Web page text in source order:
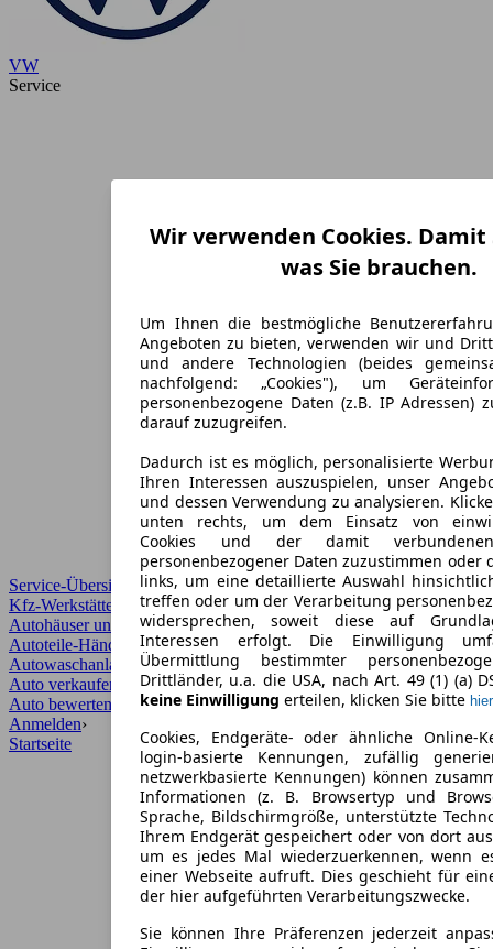
VW
Service
Service-Übersicht
Kfz-Werkstätten
Autohäuser und Händler
Autoteile-Händler
Autowaschanlagen
Auto verkaufen
Auto bewerten
Anmelden›
Wir verwenden Cookies.
was Sie brauchen.
Um Ihnen die bestmögliche
Angeboten zu bieten, verwenden wir und
und andere Technologien (beides
nachfolgend: „Cookies"), um
personenbezogene Daten (z.B. IP Adressen)
darauf zuzugreifen.
Dadurch ist es möglich, personalisierte
Ihren Interessen auszuspielen, unser
und dessen Verwendung zu analysieren.
unten rechts, um dem Einsatz von
Cookies und der damit
personenbezogener Daten zuzustimmen oder
links, um eine detaillierte Auswahl
treffen oder um der Verarbeitung
widersprechen, soweit diese auf
Interessen erfolgt. Die Einwilligung
Übermittlung bestimmter
Drittländer, u.a. die USA, nach Art. 49 (1) (a)
keine Einwilligung erteilen, klicken Sie bitte hier
Cookies, Endgeräte- oder ähnliche Online-
login-basierte Kennungen, zufällig
netzwerkbasierte Kennungen) können
Informationen (z. B. Browsertyp und
Sprache, Bildschirmgröße, unterstützte
Ihrem Endgerät gespeichert oder von dort
um es jedes Mal wiederzuerkennen, wenn
einer Webseite aufruft. Dies geschieht für
der hier aufgeführten Verarbeitungszwecke.
Sie können Ihre Präferenzen jederzeit
Startseite